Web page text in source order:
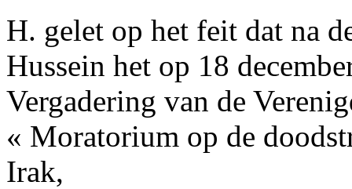
H. gelet op het feit dat na
Hussein het op 18
Vergadering van de
« Moratorium op de
Irak,